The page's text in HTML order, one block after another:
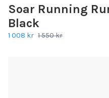
Soar Running
Black
1 008 kr 1 550 kr